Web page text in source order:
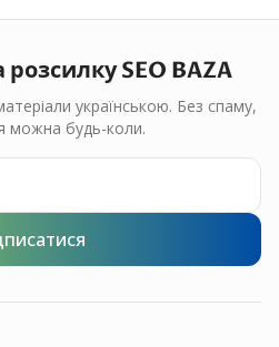
SEO BAZA
українською. Без спаму,
можна будь-коли.